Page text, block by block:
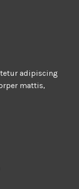
adipiscing
mattis,